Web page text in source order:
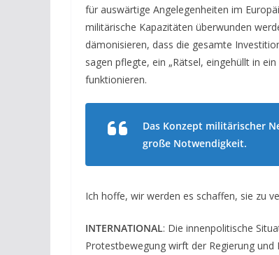
für auswärtige Angelegenheiten im
militärische Kapazitäten überwunden
dämonisieren, dass die gesamte
sagen pflegte, ein „Rätsel, eingehüllt in
funktionieren.
Das Konzept militärischer
große Notwendigkeit.
Ich hoffe, wir werden es schaffen, sie zu
INTERNATIONAL: Die innenpolitische
Protestbewegung wirft der Regierung